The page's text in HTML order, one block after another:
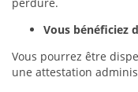
Vous bénéficiez
Vous pourrez être
une attestation